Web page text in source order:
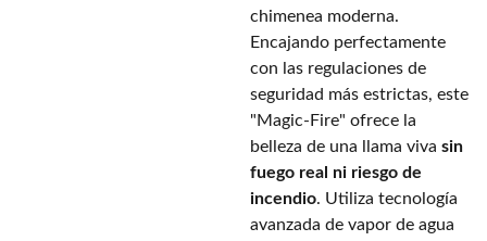
chimenea moderna.
Encajando perfectamente
con las regulaciones de
seguridad más estrictas, este
"Magic-Fire" ofrece la
belleza de una llama viva sin
fuego real ni riesgo de
incendio. Utiliza tecnología
avanzada de vapor de agua